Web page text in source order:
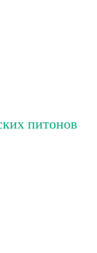
питонов